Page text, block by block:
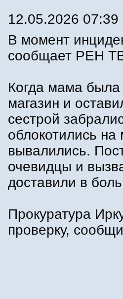
12.05.2026 07:39
В момент
сообщает РЕН
Когда мама
магазин и
сестрой
облокотились на
вывалились.
очевидцы и
доставили в
Прокуратура
проверку,